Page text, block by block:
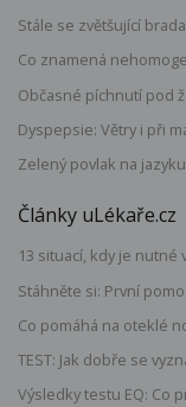
Stále se zvětšující
Co znamená
Občasné píchnutí pod
Dyspepsie: Větry i při
Zelený povlak na
Články uLékaře.cz
13 situací, kdy je
Stáhněte si: První
Co pomáhá na oteklé
TEST: Jak dobře se
Výsledky testu EQ: Co